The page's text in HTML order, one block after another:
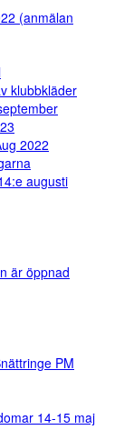
(anmälan
klubbkläder
2022
augusti
är öppnad
PM
14-15 maj